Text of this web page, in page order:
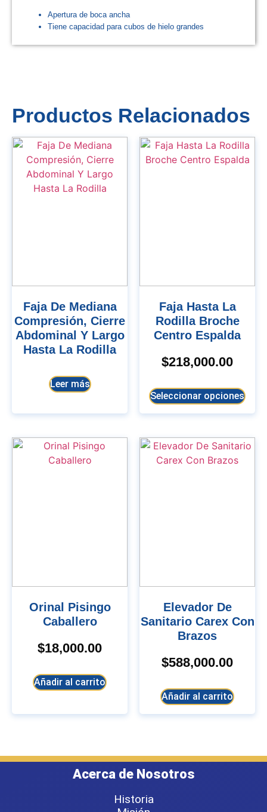
Apertura de boca ancha
Tiene capacidad para cubos de hielo grandes
Productos Relacionados
Faja De Mediana
Compresión, Cierre
Abdominal Y Largo
Hasta La Rodilla
Leer más
Faja Hasta La
Rodilla Broche
Centro Espalda
$218,000.00
Seleccionar opciones
Orinal Pisingo
Caballero
$18,000.00
Añadir al carrito
Elevador De
Sanitario Carex Con
Brazos
$588,000.00
Añadir al carrito
Acerca de Nosotros
Historia